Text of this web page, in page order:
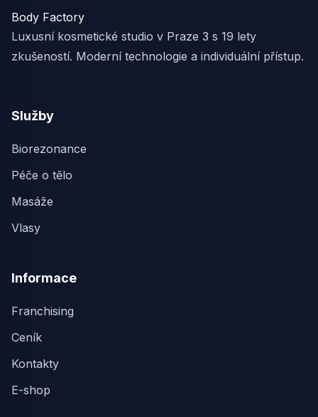
Body Factory
Luxusní kosmetické studio v Praze 3 s 19 lety
zkušeností. Moderní technologie a individuální přístup.
Služby
Biorezonance
Péče o tělo
Masáže
Vlasy
Informace
Franchising
Ceník
Kontakty
E-shop